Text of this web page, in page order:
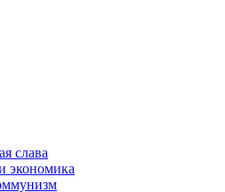
слава
экономика